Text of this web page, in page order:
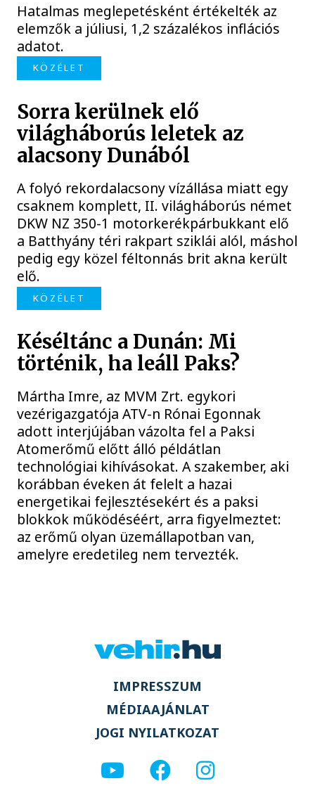
Hatalmas meglepetésként értékelték az
elemzők a júliusi, 1,2 százalékos inflációs
adatot.
KÖZÉLET
Sorra kerülnek elő
világháborús leletek az
alacsony Dunából
A folyó rekordalacsony vízállása miatt egy
csaknem komplett, II. világháborús német
DKW NZ 350-1 motorkerékpárbukkant elő
a Batthyány téri rakpart sziklái alól, máshol
pedig egy közel féltonnás brit akna került
elő.
KÖZÉLET
Késéltánc a Dunán: Mi
történik, ha leáll Paks?
Mártha Imre, az MVM Zrt. egykori
vezérigazgatója ATV-n Rónai Egonnak
adott interjújában vázolta fel a Paksi
Atomerőmű előtt álló példátlan
technológiai kihívásokat. A szakember, aki
korábban éveken át felelt a hazai
energetikai fejlesztésekért és a paksi
blokkok működéséért, arra figyelmeztet:
az erőmű olyan üzemállapotban van,
amelyre eredetileg nem tervezték.
IMPRESSZUM
MÉDIAAJÁNLAT
JOGI NYILATKOZAT